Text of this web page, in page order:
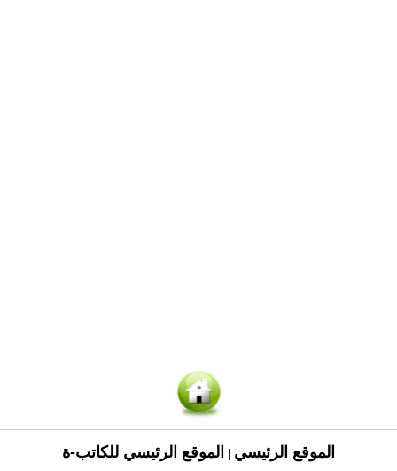
الموقع الرئيسي الموقع الرئيسي للكاتب-ة